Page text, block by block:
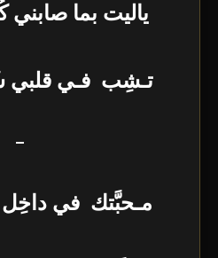
ياليت بما
تـشِب فـي قلبي
–
مـحبَّتك في